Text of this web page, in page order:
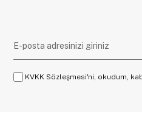
KVKK Sözleşmesi'ni, okudum,